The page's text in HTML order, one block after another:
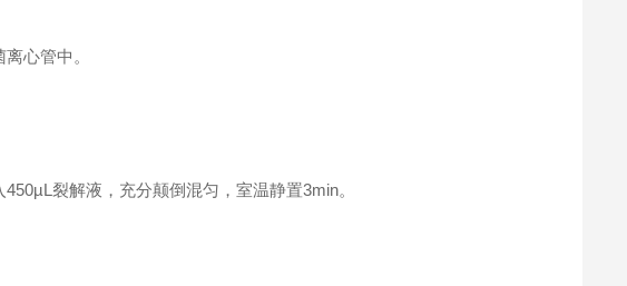
心管中。
裂解液，充分颠倒混匀，室温静置3min。